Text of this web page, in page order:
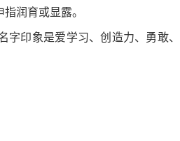
润育或显露。
印象是爱学习、创造力、勇敢、